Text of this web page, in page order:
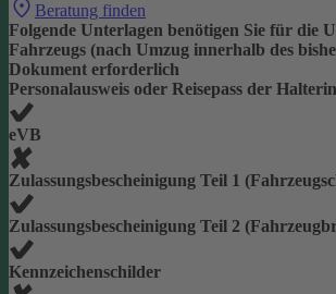
Beratung finden
Folgende Unterlagen benötigen Sie für die
Fahrzeugs (nach Umzug innerhalb des
Dokument erforderlich
Personalausweis oder Reisepass der
eVB
Zulassungsbescheinigung Teil 1
Zulassungsbescheinigung Teil 2
Kennzeichenschilder